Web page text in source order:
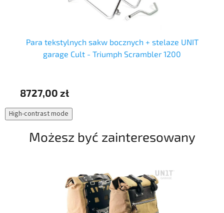
Para tekstylnych sakw bocznych + stelaze UNIT
garage Cult - Triumph Scrambler 1200
8727,00 zł
High-contrast mode
Możesz być zainteresowany